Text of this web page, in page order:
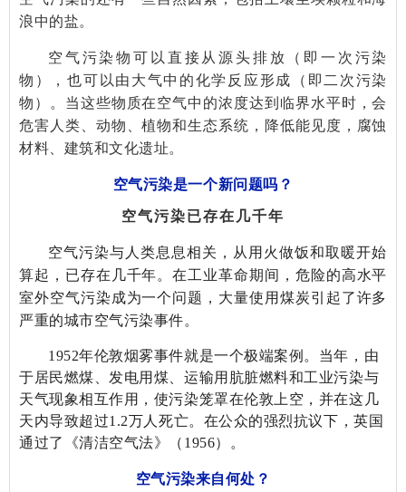
浪中的盐。
空气污染物可以直接从源头排放（即一次污染
物），也可以由大气中的化学反应形成（即二次污染
物）。当这些物质在空气中的浓度达到临界水平时，会
危害人类、动物、植物和生态系统，降低能见度，腐蚀
材料、建筑和文化遗址。
空气污染是一个新问题吗？
空气污染已存在几千年
空气污染与人类息息相关，从用火做饭和取暖开始
算起，已存在几千年。在工业革命期间，危险的高水平
室外空气污染成为一个问题，大量使用煤炭引起了许多
严重的城市空气污染事件。
1952年伦敦烟雾事件就是一个极端案例。当年，由
于居民燃煤、发电用煤、运输用肮脏燃料和工业污染与
天气现象相互作用，使污染笼罩在伦敦上空，并在这几
天内导致超过1.2万人死亡。在公众的强烈抗议下，英国
通过了《清洁空气法》（1956）。
空气污染来自何处？